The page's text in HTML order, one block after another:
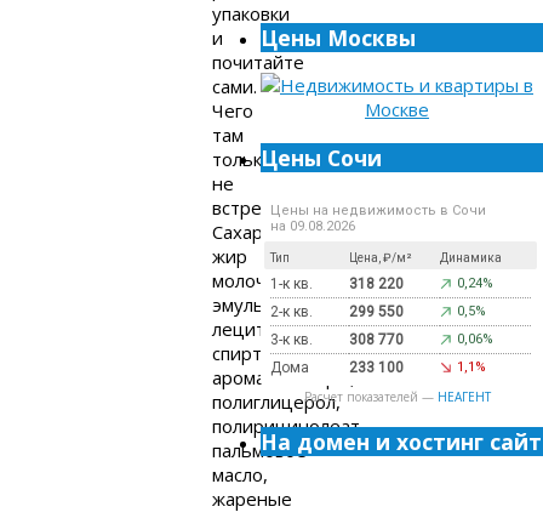
упаковки
и
почитайте
сами.
Чего
там
только
не
встретишь?!
Сахар,
жир
молочный,
эмульгаторы,
лецитин,
спирт,
ароматизаторы,
полиглицерол,
полирицинолеат,
пальмовое
масло,
жареные
Цены Москвы
Цены Сочи
Цены на недвижимость в Сочи
на 09.08.2026
Тип Цена, ₽/м² Динамика
1-к кв. 318 220 0,24%
2-к кв. 299 550 0,5%
3-к кв. 308 770 0,06%
Дома 233 100 1,1%
Расчет показателей — НЕАГЕНТ
На домен и хостинг